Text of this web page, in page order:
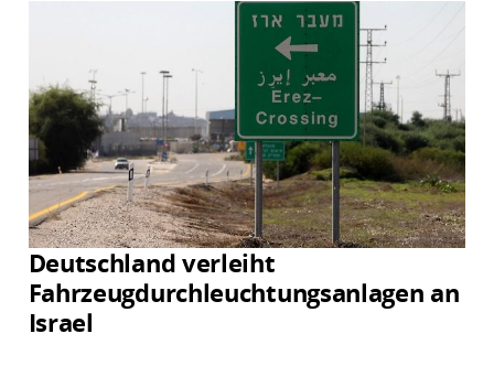
Deutschland verleiht
Fahrzeugdurchleuchtungsanlagen an
Israel